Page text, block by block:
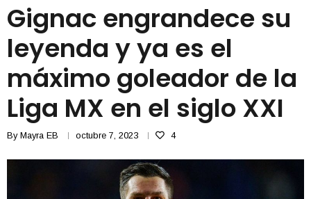
Gignac engrandece su
leyenda y ya es el
máximo goleador de la
Liga MX en el siglo XXI
By Mayra EB octubre 7, 2023 4